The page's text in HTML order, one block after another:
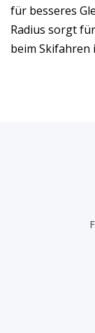
für besseres
Radius sorgt
beim Skifahren